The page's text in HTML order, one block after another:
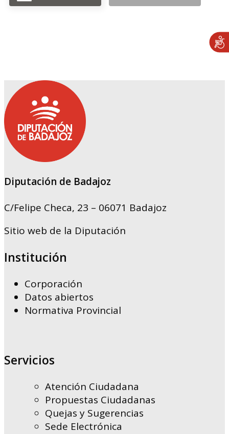
Diputación de Badajoz
C/Felipe Checa, 23 – 06071 Badajoz
Sitio web de la Diputación
Institución
Corporación
Datos abiertos
Normativa Provincial
Servicios
Atención Ciudadana
Propuestas Ciudadanas
Quejas y Sugerencias
Sede Electrónica